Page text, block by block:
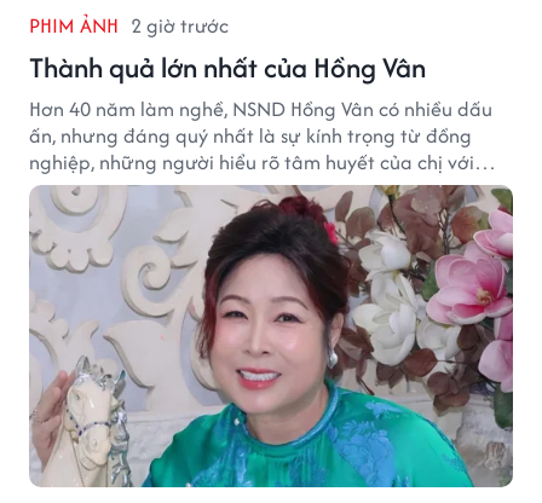
PHIM ẢNH 2 giờ trước
Thành quả lớn nhất của Hồng Vân
Hơn 40 năm làm nghề, NSND Hồng Vân có nhiều dấu
ấn, nhưng đáng quý nhất là sự kính trọng từ đồng
nghiệp, những người hiểu rõ tâm huyết của chị với
nghệ thuật.